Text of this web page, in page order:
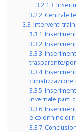
3.2.1.3
3.2.2 Centrale
3.3 Interventi
3.3.1
3.3.2
3.3.3
trasparente/
3.3.4
climatizzazione
3.3.5
invernale parti
3.3.6
e colonnine di
3.3.7